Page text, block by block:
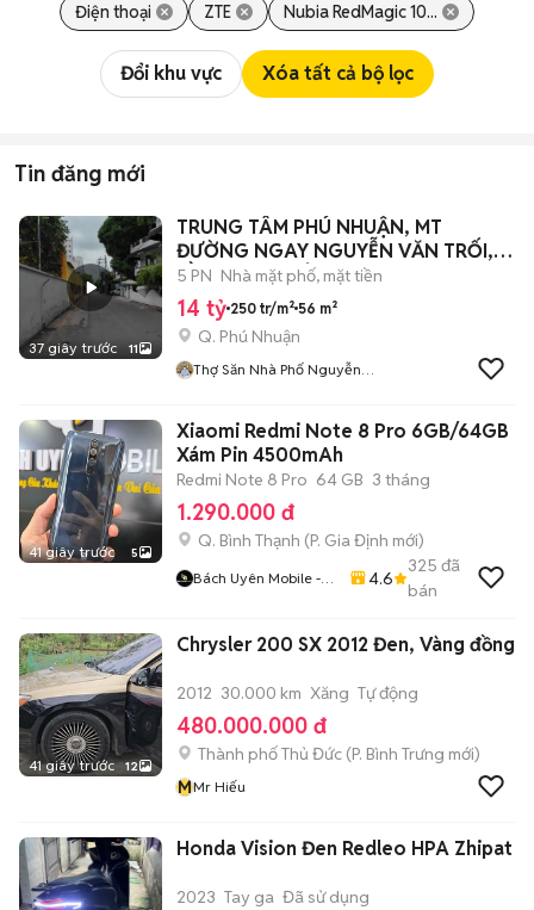
Điện thoại ZTE Nubia RedMagic 10...
Đổi khu vực Xóa tất cả bộ lọc
Tin đăng mới
37 giây trước 11
TRUNG TÂM PHÚ NHUẬN, MT
ĐƯỜNG NGAY NGUYỄN VĂN TRỐI, 4
TẦNG 4PN CHỈ 14T
5 PN Nhà mặt phố, mặt tiền
14 tỷ 250 tr/m² 56 m²
Q. Phú Nhuận
Thợ Săn Nhà Phố Nguyễn
41 giây trước 5
Xiaomi Redmi Note 8 Pro 6GB/64GB
Xám Pin 4500mAh
Redmi Note 8 Pro 64 GB 3 tháng
1.290.000 đ
Q. Bình Thạnh (P. Gia Định mới)
Bách Uyên Mobile -
4.6
325 đã
bán
41 giây trước 12
Chrysler 200 SX 2012 Đen, Vàng đồng
2012 30.000 km Xăng Tự động
480.000.000 đ
Thành phố Thủ Đức (P. Bình Trưng mới)
MMr Hiếu
Honda Vision Đen Redleo HPA Zhipat
2023 Tay ga Đã sử dụng